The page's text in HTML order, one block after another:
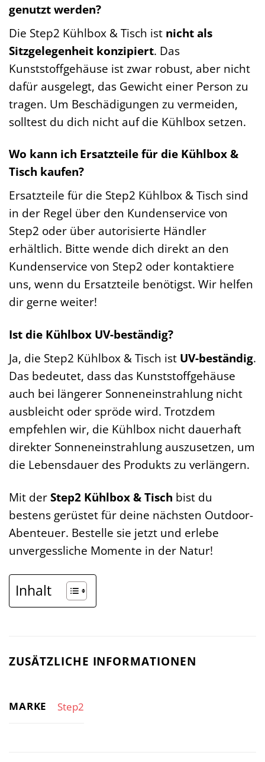
genutzt werden?
Die Step2 Kühlbox & Tisch ist nicht als
Sitzgelegenheit konzipiert. Das
Kunststoffgehäuse ist zwar robust, aber nicht
dafür ausgelegt, das Gewicht einer Person zu
tragen. Um Beschädigungen zu vermeiden,
solltest du dich nicht auf die Kühlbox setzen.
Wo kann ich Ersatzteile für die Kühlbox &
Tisch kaufen?
Ersatzteile für die Step2 Kühlbox & Tisch sind
in der Regel über den Kundenservice von
Step2 oder über autorisierte Händler
erhältlich. Bitte wende dich direkt an den
Kundenservice von Step2 oder kontaktiere
uns, wenn du Ersatzteile benötigst. Wir helfen
dir gerne weiter!
Ist die Kühlbox UV-beständig?
Ja, die Step2 Kühlbox & Tisch ist UV-beständig.
Das bedeutet, dass das Kunststoffgehäuse
auch bei längerer Sonneneinstrahlung nicht
ausbleicht oder spröde wird. Trotzdem
empfehlen wir, die Kühlbox nicht dauerhaft
direkter Sonneneinstrahlung auszusetzen, um
die Lebensdauer des Produkts zu verlängern.
Mit derStep2 Kühlbox & Tisch bist du
bestens gerüstet für deine nächsten Outdoor-
Abenteuer. Bestelle sie jetzt und erlebe
unvergessliche Momente in der Natur!
Inhalt
ZUSÄTZLICHE INFORMATIONEN
MARKE Step2